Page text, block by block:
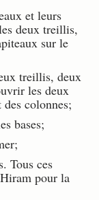
et leurs
deux treillis,
sur le
treillis, deux
les deux
colonnes;
bases;
Tous ces
pour la